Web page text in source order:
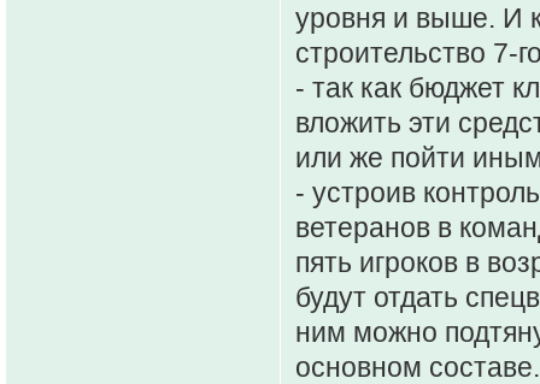
уровня и выше. И
строительство 7-
- так как бюджет
вложить эти
или же пойти
- устроив
ветеранов в
пять игроков в
будут отдать
ним можно
основном